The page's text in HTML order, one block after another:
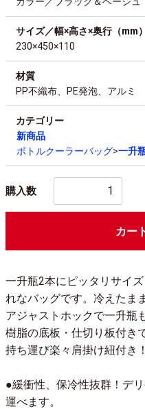
サイズ／幅×高さ×奥行（mm）
230×450×110
材質
PP不織布、PE発泡、アルミ
カテゴリー
新商品
ボトルクーラーバッグ 一升
購入数
カー
一升瓶2本にピッタリサイ
れなバッグです。冷えたま
アジャストホックで一升瓶
樹脂の底板・仕切り板付き
持ち運び楽々肩掛け紐付き！
●緩衝性、保冷性抜群！デ
運べます。